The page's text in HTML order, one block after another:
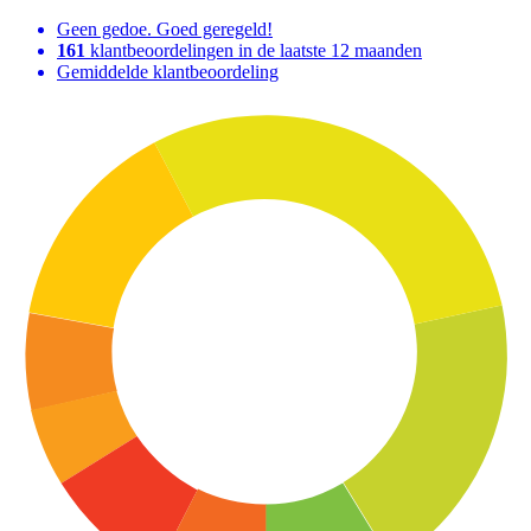
Geen gedoe. Goed geregeld!
161 klantbeoordelingen in de laatste 12 maanden
Gemiddelde klantbeoordeling